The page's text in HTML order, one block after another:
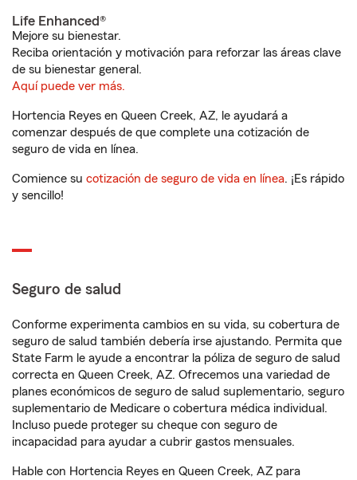
Life Enhanced®
Mejore su bienestar.
Reciba orientación y motivación para reforzar las áreas clave
de su bienestar general.
Aquí puede ver más.
Hortencia Reyes en Queen Creek, AZ, le ayudará a
comenzar después de que complete una cotización de
seguro de vida en línea.
Comience su cotización de seguro de vida en línea. ¡Es rápido
y sencillo!
Seguro de salud
Conforme experimenta cambios en su vida, su cobertura de
seguro de salud también debería irse ajustando. Permita que
State Farm le ayude a encontrar la póliza de seguro de salud
correcta en Queen Creek, AZ. Ofrecemos una variedad de
planes económicos de seguro de salud suplementario, seguro
suplementario de Medicare o cobertura médica individual.
Incluso puede proteger su cheque con seguro de
incapacidad para ayudar a cubrir gastos mensuales.
Hable con Hortencia Reyes en Queen Creek, AZ para